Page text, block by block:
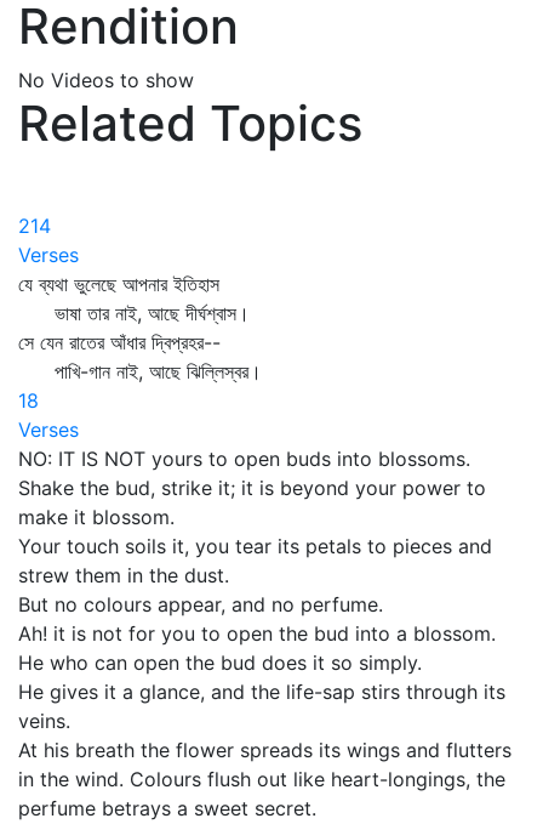
Rendition
No Videos to show
Related Topics
214
Verses
যে ব্যথা ভুলেছে আপনার ইতিহাস
ভাষা তার নাই, আছে দীর্ঘশ্বাস।
সে যেন রাতের আঁধার দ্বিপ্রহর--
পাখি-গান নাই, আছে ঝিল্লিস্বর।
18
Verses
NO: IT IS NOT yours to open buds into blossoms.
Shake the bud, strike it; it is beyond your power to
make it blossom.
Your touch soils it, you tear its petals to pieces and
strew them in the dust.
But no colours appear, and no perfume.
Ah! it is not for you to open the bud into a blossom.
He who can open the bud does it so simply.
He gives it a glance, and the life-sap stirs through its
veins.
At his breath the flower spreads its wings and flutters
in the wind. Colours flush out like heart-longings, the
perfume betrays a sweet secret.